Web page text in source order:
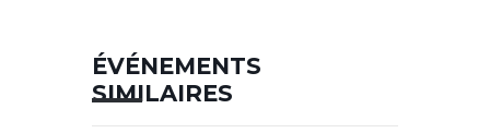
ÉVÉNEMENTS
SIMILAIRES